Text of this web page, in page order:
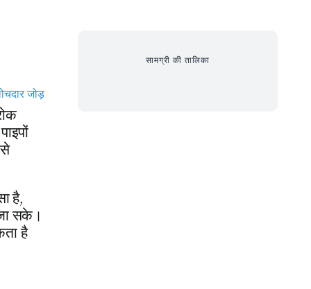
जोड़
है,
सके।
है
सामग्री की तालिका